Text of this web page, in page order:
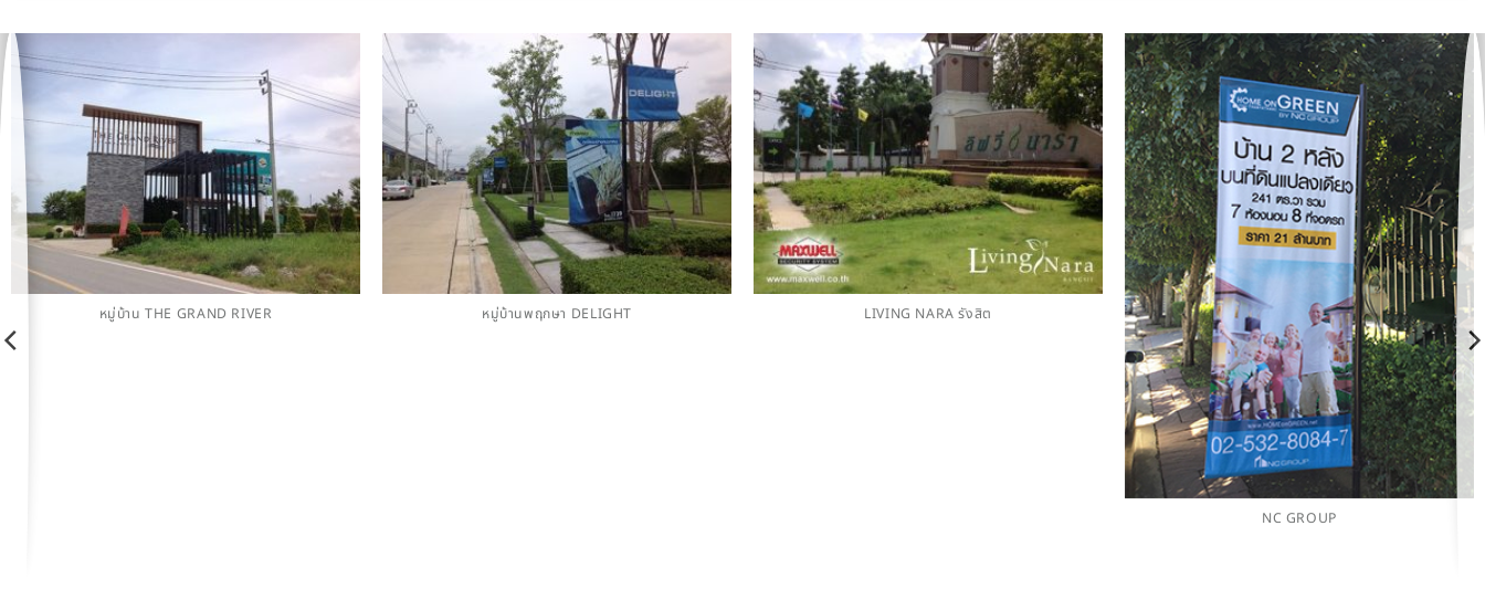
หมู่บ้าน THE GRAND RIVER หมู่บ้านพฤกษา DELIGHT LIVING NARA รังสิต
NC GROUP